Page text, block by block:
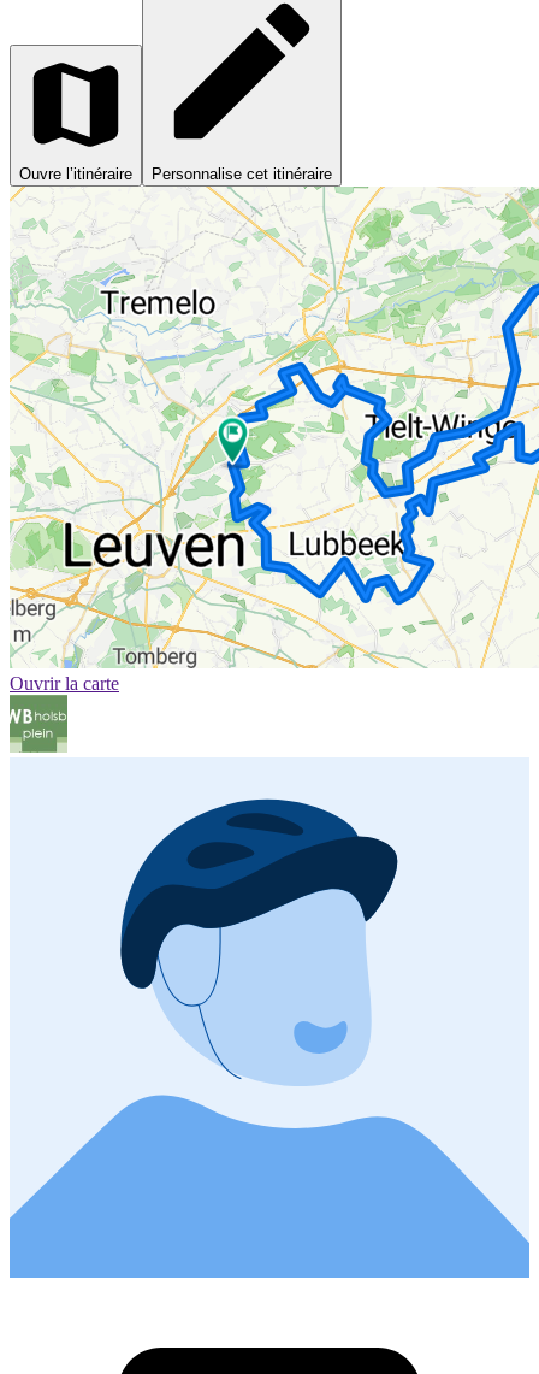
Ouvre l’itinéraire Personnalise cet itinéraire
Ouvrir la carte